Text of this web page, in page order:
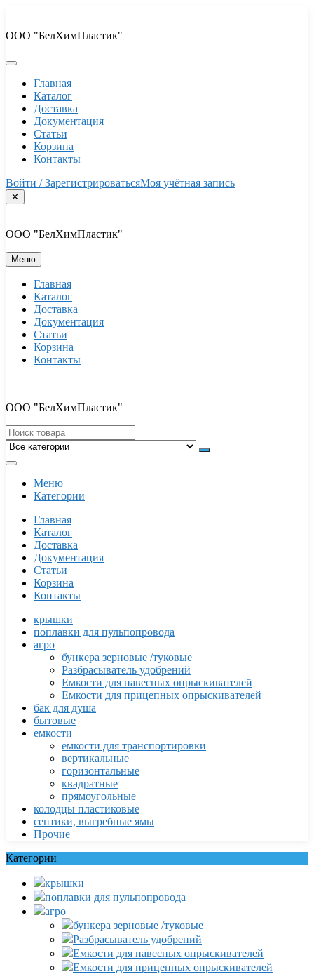
содержимому
ООО "БелХимПластик"
Главная
Каталог
Доставка
Документация
Статьи
Корзина
Контакты
Войти / ЗарегистрироватьсяМоя учётная запись
✕
ООО "БелХимПластик"
Меню
Главная
Каталог
Доставка
Документация
Статьи
Корзина
Контакты
ООО "БелХимПластик"
Меню
Категории
Главная
Каталог
Доставка
Документация
Статьи
Корзина
Контакты
крышки
поплавки для пульпопровода
агро
бункера зерновые /туковые
Разбрасыватель удобрений
Емкости для навесных опрыскивателей
Емкости для прицепных опрыскивателей
бак для душа
бытовые
емкости
емкости для транспортировки
вертикальные
горизонтальные
квадратные
прямоугольные
колодцы пластиковые
септики, выгребные ямы
Прочие
Категории
крышки
поплавки для пульпопровода
агро
бункера зерновые /туковые
Разбрасыватель удобрений
Емкости для навесных опрыскивателей
Емкости для прицепных опрыскивателей